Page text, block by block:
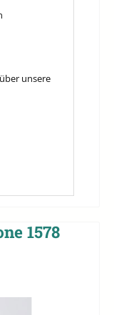
unsere
1578